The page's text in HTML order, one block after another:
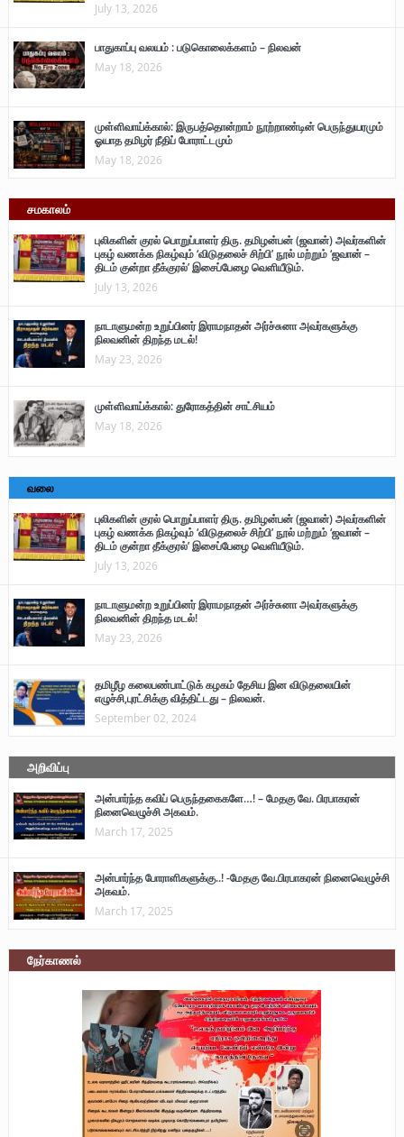
July 13, 2026
பாதுகாப்பு வலயம் : படுகொலைக்களம் – நிலவன்
May 18, 2026
முள்ளிவாய்க்கால்: இருபத்தொன்றாம் நூற்றாண்டின் பெருந்துயரமும்
ஓயாத தமிழர் நீதிப் போராட்டமும்
May 18, 2026
சமகாலம்
புலிகளின் குரல் பொறுப்பாளர் திரு. தமிழன்பன் (ஜவான்) அவர்களின்
புகழ் வணக்க நிகழ்வும் ‘விடுதலைச் சிற்பி’ நூல் மற்றும் ‘ஜவான் –
திடம் குன்றா தீக்குரல்’ இசைப்பேழை வெளியீடும்.
July 13, 2026
நாடாளுமன்ற உறுப்பினர் இராமநாதன் அர்ச்சுனா அவர்களுக்கு
நிலவனின் திறந்த மடல்!
May 23, 2026
முள்ளிவாய்க்கால்: துரோகத்தின் சாட்சியம்
May 18, 2026
வலை
புலிகளின் குரல் பொறுப்பாளர் திரு. தமிழன்பன் (ஜவான்) அவர்களின்
புகழ் வணக்க நிகழ்வும் ‘விடுதலைச் சிற்பி’ நூல் மற்றும் ‘ஜவான் –
திடம் குன்றா தீக்குரல்’ இசைப்பேழை வெளியீடும்.
July 13, 2026
நாடாளுமன்ற உறுப்பினர் இராமநாதன் அர்ச்சுனா அவர்களுக்கு
நிலவனின் திறந்த மடல்!
May 23, 2026
தமிழீழ கலைபண்பாட்டுக் கழகம் தேசிய இன விடுதலையின்
எழுச்சி,புரட்சிக்கு வித்திட்டது – நிலவன்.
September 02, 2024
அறிவிப்பு
அன்பார்ந்த கவிப் பெருந்தகைகளே…! – மேதகு வே. பிரபாகரன்
நினைவெழுச்சி அகவம்.
March 17, 2025
அன்பார்ந்த போராளிகளுக்கு..! -மேதகு வே.பிரபாகரன் நினைவெழுச்சி
அகவம்.
March 17, 2025
நேர்காணல்